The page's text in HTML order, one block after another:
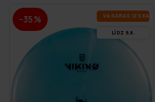
-35% VA­SA­RAS IZ­SKA­ŅA
LĪDZ 9.8.